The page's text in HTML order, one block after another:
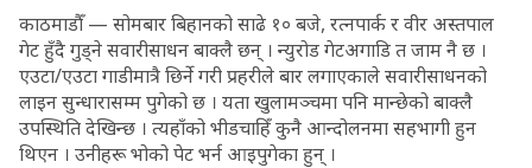
काठमाडौँ — सोमबार बिहानको साढे १० बजे, रत्नपार्क र वीर अस्तपाल
गेट हुँदै गुड्ने सवारीसाधन बाक्लै छन् । न्युरोड गेटअगाडि त जाम नै छ ।
एउटा/एउटा गाडीमात्रै छिर्ने गरी प्रहरीले बार लगाएकाले सवारीसाधनको
लाइन सुन्धारासम्म पुगेको छ । यता खुलामञ्चमा पनि मान्छेको बाक्लै
उपस्थिति देखिन्छ । त्यहाँको भीडचाहिँ कुनै आन्दोलनमा सहभागी हुन
थिएन । उनीहरू भोको पेट भर्न आइपुगेका हुन् ।